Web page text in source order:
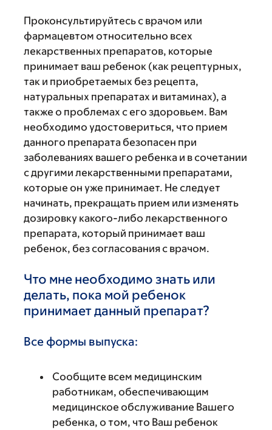
Проконсультируйтесь с врачом или
фармацевтом относительно всех
лекарственных препаратов, которые
принимает ваш ребенок (как рецептурных,
так и приобретаемых без рецепта,
натуральных препаратах и витаминах), а
также о проблемах с его здоровьем. Вам
необходимо удостовериться, что прием
данного препарата безопасен при
заболеваниях вашего ребенка и в сочетании
с другими лекарственными препаратами,
которые он уже принимает. Не следует
начинать, прекращать прием или изменять
дозировку какого-либо лекарственного
препарата, который принимает ваш
ребенок, без согласования с врачом.
Что мне необходимо знать или
делать, пока мой ребенок
принимает данный препарат?
Все формы выпуска:
Сообщите всем медицинским
работникам, обеспечивающим
медицинское обслуживание Вашего
ребенка, о том, что Ваш ребенок